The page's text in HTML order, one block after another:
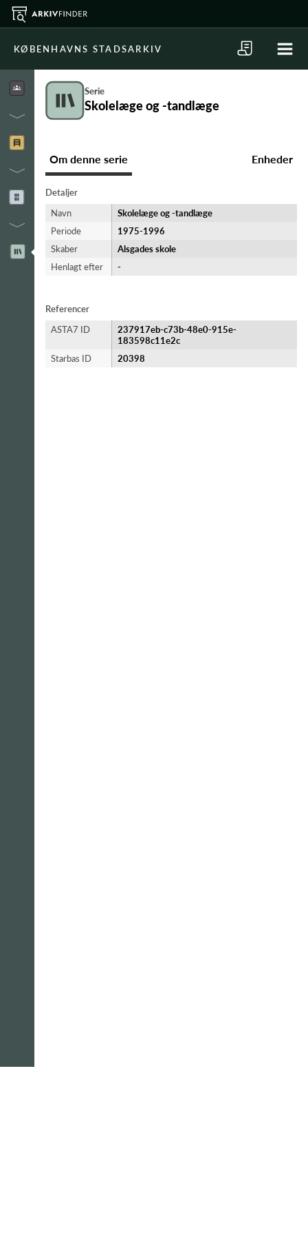
KØBENHAVNS STADSARKIV
Serie
Skolelæge og -tandlæge
Om denne serie Enheder
Detaljer
Navn
Skolelæge og -tandlæge
Periode
1975-​1996
Skaber
Alsgades skole
Henlagt efter
-
Referencer
ASTA7 ID
237917eb-c73b-48e0-915e-
183598c11e2c
Starbas ID
20398